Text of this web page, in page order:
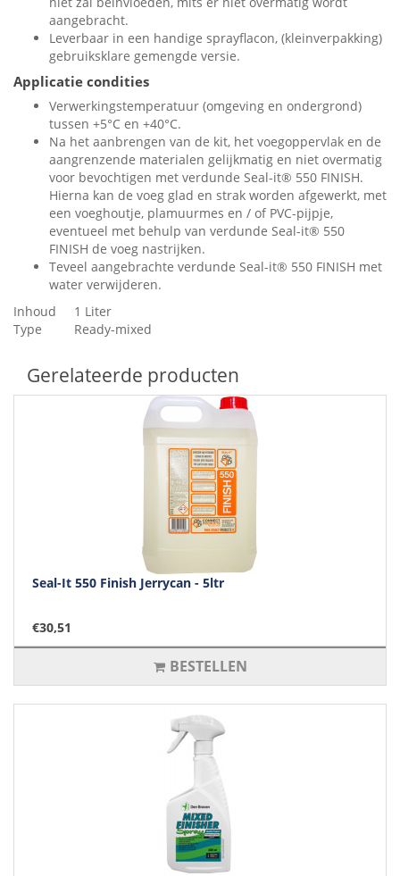
aangebracht.
Leverbaar in een handige sprayflacon, (kleinverpakking)
gebruiksklare gemengde versie.
Applicatie condities
Verwerkingstemperatuur (omgeving en ondergrond)
tussen +5°C en +40°C.
Na het aanbrengen van de kit, het voegoppervlak en de
aangrenzende materialen gelijkmatig en niet overmatig
voor bevochtigen met verdunde Seal-it® 550 FINISH.
Hierna kan de voeg glad en strak worden afgewerkt, met
een voeghoutje, plamuurmes en / of PVC-pijpje,
eventueel met behulp van verdunde Seal-it® 550
FINISH de voeg nastrijken.
Teveel aangebrachte verdunde Seal-it® 550 FINISH met
water verwijderen.
Inhoud
1 Liter
Type
Ready-mixed
Gerelateerde producten
Seal-It 550 Finish Jerrycan - 5ltr
€30,51
BESTELLEN